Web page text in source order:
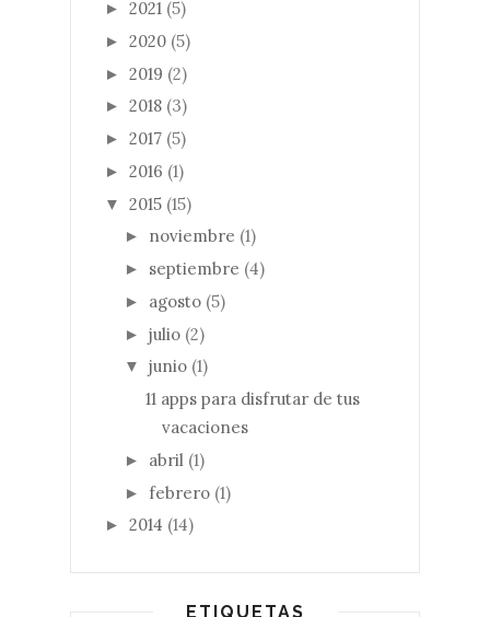
► 2021 (5)
► 2020 (5)
► 2019 (2)
► 2018 (3)
► 2017 (5)
► 2016 (1)
▼ 2015 (15)
► noviembre (1)
► septiembre (4)
► agosto (5)
► julio (2)
▼ junio (1)
11 apps para disfrutar de tus
vacaciones
► abril (1)
► febrero (1)
► 2014 (14)
ETIQUETAS